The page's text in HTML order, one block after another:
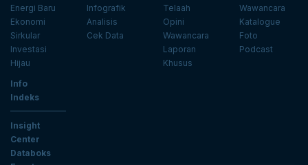
Energi Baru
Ekonomi
Sirkular
Investasi
Hijau
Infografik
Analisis
Cek Data
Telaah
Opini
Wawancara
Laporan
Khusus
Wawancara
Katalogue
Foto
Podcast
Info
Indeks
Insight
Center
Databoks